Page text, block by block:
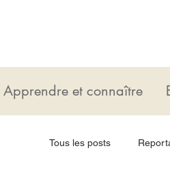
Apprendre et connaître
Tous les posts